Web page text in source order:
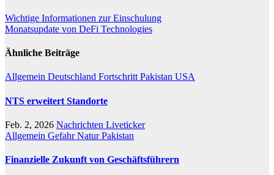
Wichtige Informationen zur Einschulung
Monatsupdate von DeFi Technologies
Ähnliche Beiträge
Allgemein Deutschland FortschrittPakistan USA
NTS erweitert Standorte
Feb. 2, 2026 Nachrichten Liveticker
Allgemein GefahrNaturPakistan
Finanzielle Zukunft von Geschäftsführern